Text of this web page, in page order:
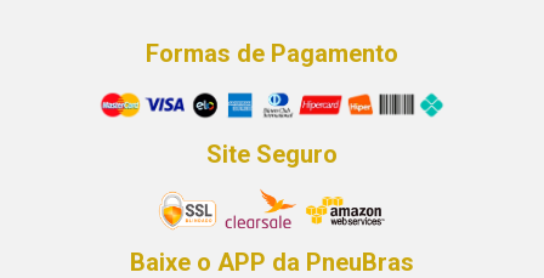
Formas de Pagamento
Site Seguro
Baixe o APP da PneuBras